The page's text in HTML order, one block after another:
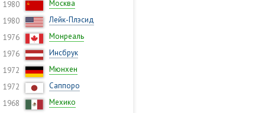
1980
Москва
1980
Лейк-Плэсид
1976
Монреаль
1976
Инсбрук
1972
Мюнхен
1972
Саппоро
1968
Мехико